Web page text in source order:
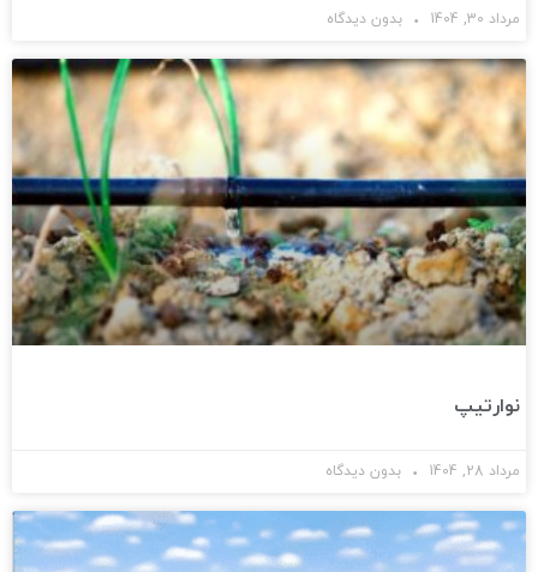
مرداد 30, 1404 بدون دیدگاه
نوارتیپ
مرداد 28, 1404 بدون دیدگاه